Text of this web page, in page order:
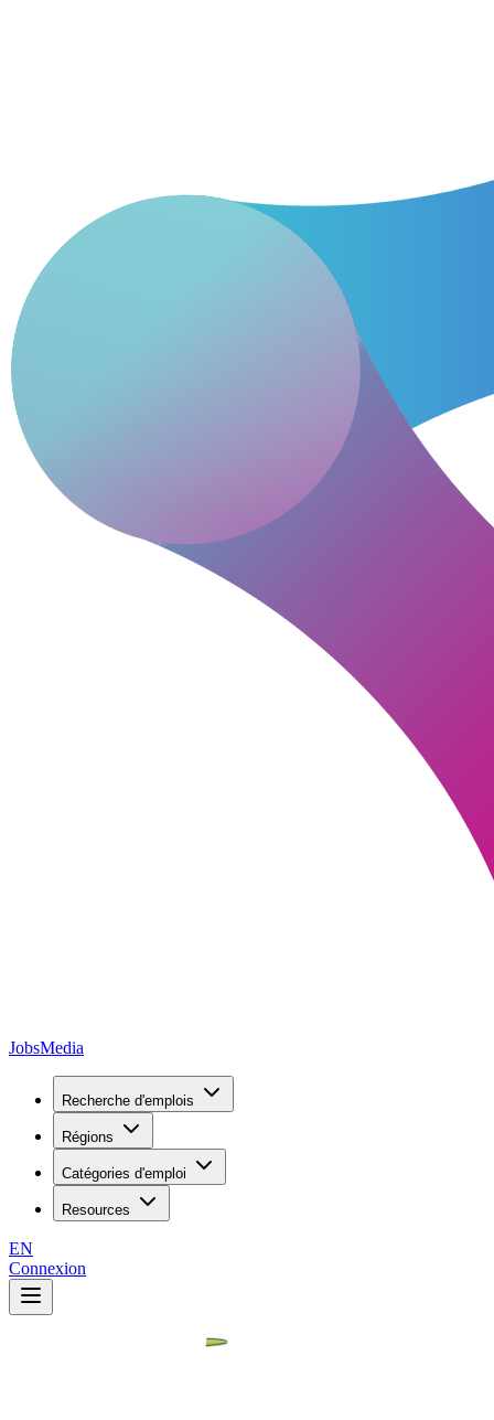
JobsMedia
Recherche d'emplois
Régions
Catégories d'emploi
Resources
EN
Connexion